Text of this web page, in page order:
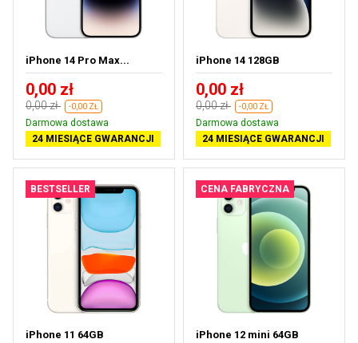
iPhone 14 Pro Max...
0,00 zł
0,00 zł -0,00 ZŁ
Darmowa dostawa
24 MIESIĄCE GWARANCJI
iPhone 14 128GB
0,00 zł
0,00 zł -0,00 ZŁ
Darmowa dostawa
24 MIESIĄCE GWARANCJI
BESTSELLER
iPhone 11 64GB
CENA FABRYCZNA
iPhone 12 mini 64GB